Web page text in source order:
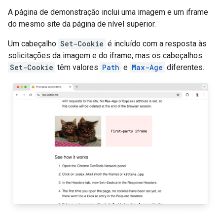
A página de demonstração inclui uma imagem e um iframe
do mesmo site da página de nível superior.
Um cabeçalho Set-Cookie é incluído com a resposta às
solicitações da imagem e do iframe, mas os cabeçalhos
Set-Cookie têm valores Path e Max-Age diferentes.